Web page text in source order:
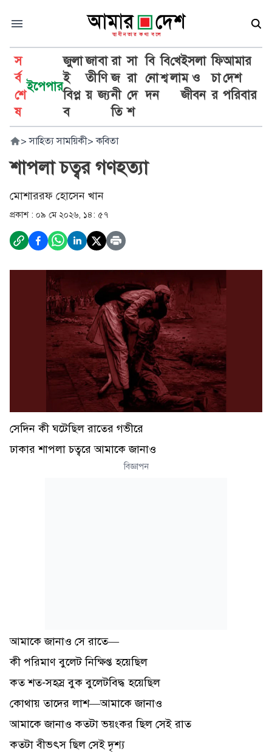
স
র্ব
শে
ষ
ইপেপার
জুলা
ই
বিপ্ল
ব
জা
তী
য়
বা
ণি
জ্য
রা
জ
নী
তি
সা
রা
দে
শ
বি
নো
দন
বি
শ্ব
খে
লা
ইসলা
ম ও
জীবন
ফি
চা
র
আমার
দেশ
পরিবার
> সাহিত্য সাময়িকী> কবিতা
শাপলা চত্বর গণহত্যা
মোশাররফ হোসেন খান
প্রকাশ : ০৯ মে ২০২৬, ১৪: ৫৭
সেদিন কী ঘটেছিল রাতের গভীরে
ঢাকার শাপলা চত্বরে আমাকে জানাও
বিজ্ঞাপন
আমাকে জানাও সে রাতে—
কী পরিমাণ বুলেট নিক্ষিপ্ত হয়েছিল
কত শত-সহস্র বুক বুলেটবিদ্ধ হয়েছিল
কোথায় তাদের লাশ—আমাকে জানাও
আমাকে জানাও কতটা ভয়ংকর ছিল সেই রাত
কতটা বীভৎস ছিল সেই দৃশ্য